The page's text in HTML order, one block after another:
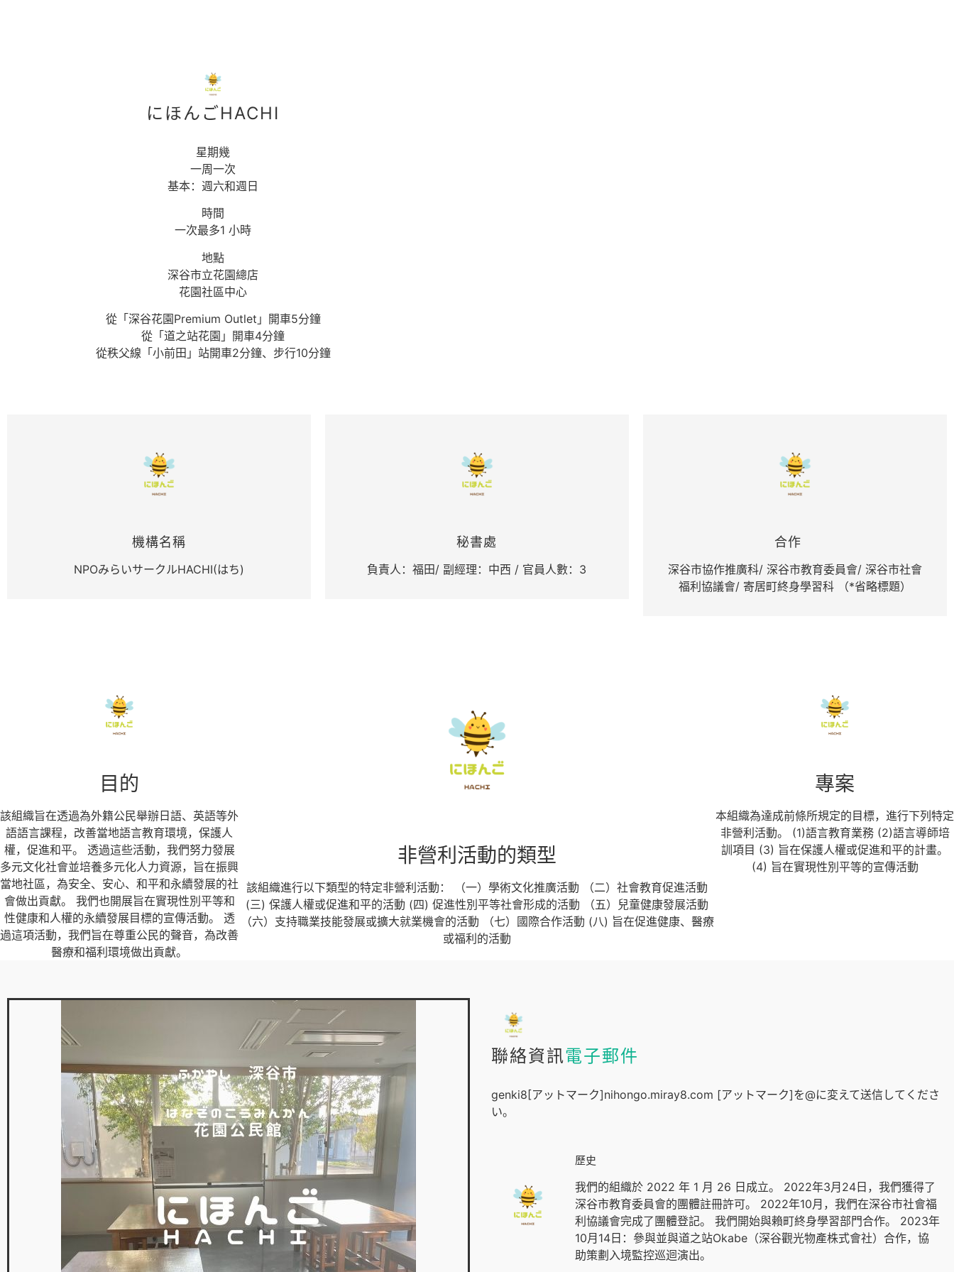
にほんごHACHI
星期幾
一周一次
基本：週六和週日
時間
一次最多1 小時
地點
深谷市立花園總店
花園社區中心
從「深谷花園Premium Outlet」開車5分鐘
從「道之站花園」開車4分鐘
從秩父線「小前田」站開車2分鐘、步行10分鐘
機構名稱
NPOみらいサークルHACHI(はち)
秘書處
負責人：福田/ 副經理：中西 / 官員人數：3
合作
深谷市協作推廣科/ 深谷市教育委員會/ 深谷市社會
福利協議會/ 寄居町終身學習科 （*省略標題）
目的
該組織旨在透過為外籍公民舉辦日語、英語等外
語語言課程，改善當地語言教育環境，保護人
權，促進和平。 透過這些活動，我們努力發展
多元文化社會並培養多元化人力資源，旨在振興
當地社區，為安全、安心、和平和永續發展的社
會做出貢獻。 我們也開展旨在實現性別平等和
性健康和人權的永續發展目標的宣傳活動。 透
過這項活動，我們旨在尊重公民的聲音，為改善
醫療和福利環境做出貢獻。
非營利活動的類型
該組織進行以下類型的特定非營利活動： （一）學術文化推廣活動 （二）社會教育促進活動
(三) 保護人權或促進和平的活動 (四) 促進性別平等社會形成的活動 （五）兒童健康發展活動
（六）支持職業技能發展或擴大就業機會的活動 （七）國際合作活動 (八) 旨在促進健康、醫療
或福利的活動
專案
本組織為達成前條所規定的目標，進行下列特定
非營利活動。 (1)語言教育業務 (2)語言導師培
訓項目 (3) 旨在保護人權或促進和平的計畫。
(4) 旨在實現性別平等的宣傳活動
聯絡資訊電子郵件
genki8[アットマーク]nihongo.miray8.com [アットマーク]を@に変えて送信してくださ
い。
歷史
我們的組織於 2022 年 1 月 26 日成立。 2022年3月24日，我們獲得了
深谷市教育委員會的團體註冊許可。 2022年10月，我們在深谷市社會福
利協議會完成了團體登記。 我們開始與賴町終身學習部門合作。 2023年
10月14日：參與並與道之站Okabe（深谷觀光物產株式會社）合作，協
助策劃入境監控巡迴演出。